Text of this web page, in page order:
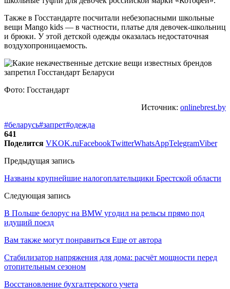
Также в Госстандарте посчитали небезопасными школьные
вещи Mango kids — в частности, платье для девочек-школьниц
и брюки. У этой детской одежды оказалась недостаточная
воздухопроницаемость.
Фото: Госстандарт
Источник: onlinebrest.by
#беларусь#запрет#одежда
641
Поделится VKOK.ruFacebookTwitterWhatsAppTelegramViber
Предыдущая запись
Названы крупнейшие налогоплательщики Брестской области
Следующая запись
В Польше белорус на BMW угодил на рельсы прямо под
идущий поезд
Вам также могут понравиться Еще от автора
Стабилизатор напряжения для дома: расчёт мощности перед
отопительным сезоном
Восстановление бухгалтерского учета